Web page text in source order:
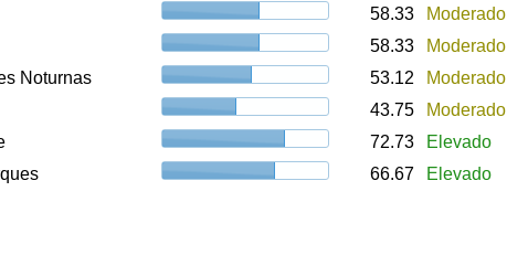
58.33
Moderado
58.33
Moderado
Noturnas
53.12
Moderado
43.75
Moderado
72.73
Elevado
66.67 Elevado